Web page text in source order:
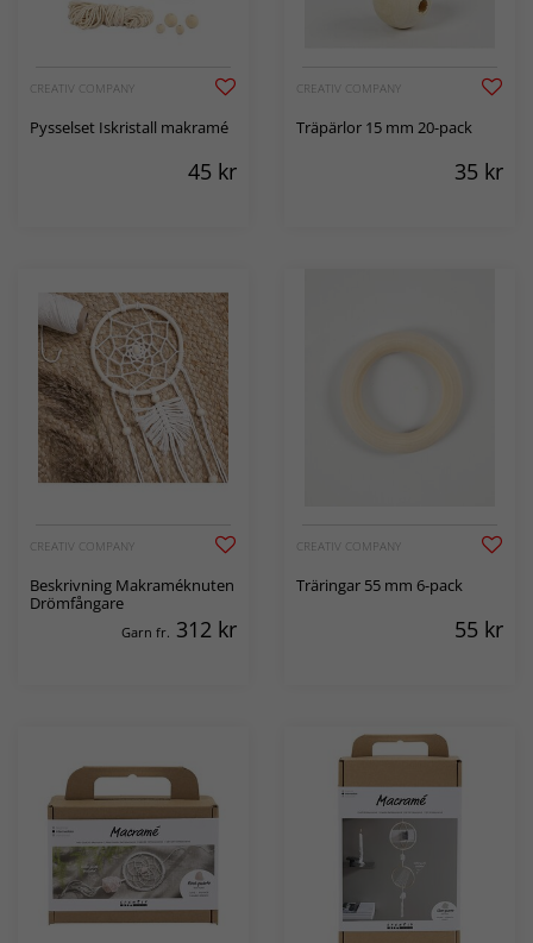
CREATIV COMPANY
Pysselset Iskristall makramé
45 kr
CREATIV COMPANY
Träpärlor 15 mm 20-pack
35 kr
CREATIV COMPANY
Beskrivning Makraméknuten
Drömfångare
Garn fr. 312 kr
CREATIV COMPANY
Träringar 55 mm 6-pack
55 kr